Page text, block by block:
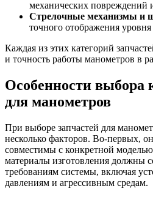
механических повреждений
Стрелочные механизмы и
точного отображения уровня
Каждая из этих категорий
и точность работы манометров в
Особенности
для манометров
При выборе запчастей для
несколько факторов. Во-первых,
совместимы с конкретной
материалы изготовления должны
требованиям системы, включая
давлениям и агрессивным средам.